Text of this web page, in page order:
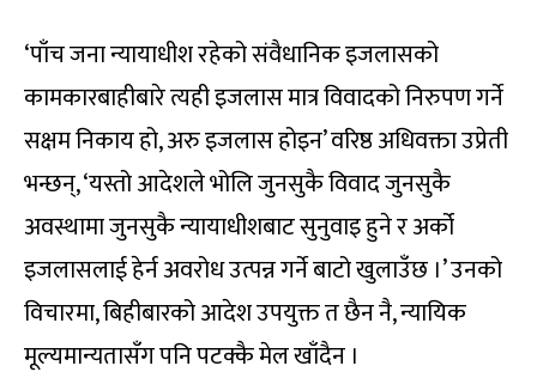
‘पाँच जना न्यायाधीश रहेको संवैधानिक इजलासको
कामकारबाहीबारे त्यही इजलास मात्र विवादको निरुपण गर्ने
सक्षम निकाय हो, अरु इजलास होइन’ वरिष्ठ अधिवक्ता उप्रेती
भन्छन्, ‘यस्तो आदेशले भोलि जुनसुकै विवाद जुनसुकै
अवस्थामा जुनसुकै न्यायाधीशबाट सुनुवाइ हुने र अर्को
इजलासलाई हेर्न अवरोध उत्पन्न गर्ने बाटो खुलाउँछ ।’ उनको
विचारमा, बिहीबारको आदेश उपयुक्त त छैन नै, न्यायिक
मूल्यमान्यतासँग पनि पटक्कै मेल खाँदैन ।